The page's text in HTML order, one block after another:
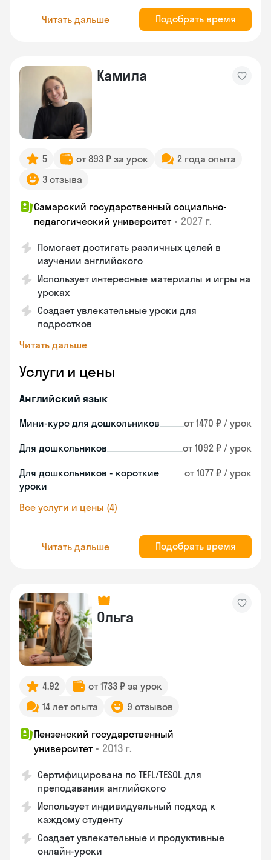
Читать дальше Подобрать время
Камила
5 от 893 ₽ за урок
2 года опыта
3 отзыва
Самарский государственный социально-
педагогический университет • 2027 г.
Помогает достигать различных целей в
изучении английского
Использует интересные материалы и игры на
уроках
Создает увлекательные уроки для
подростков
Читать дальше
Услуги и цены
Английский язык
Мини-курс для дошкольников от 1470 ₽ / урок
Для дошкольников от 1092 ₽ / урок
Для дошкольников - короткие
уроки
от 1077 ₽ / урок
Все услуги и цены (4)
Читать дальше Подобрать время
Ольга
4.92
от 1733 ₽ за урок
14 лет опыта
9 отзывов
Пензенский государственный
университет • 2013 г.
Сертифицирована по TEFL/TESOL для
преподавания английского
Использует индивидуальный подход к
каждому студенту
Создает увлекательные и продуктивные
онлайн-уроки